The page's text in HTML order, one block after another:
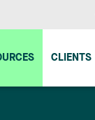
CLIENTS